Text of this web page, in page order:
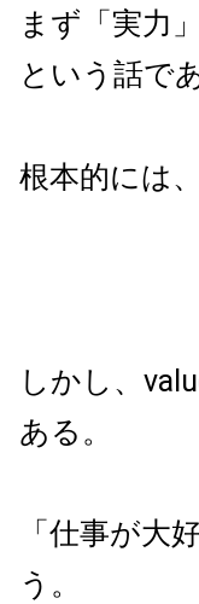
まず「実力
という話で
根本的には
しかし、
ある。
「仕事が大
う。